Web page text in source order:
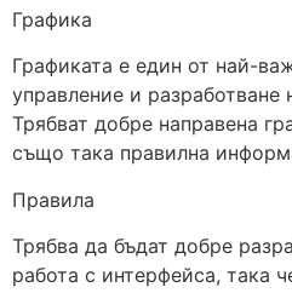
Графика
Графиката е един от най-
управление и разработване
Трябват добре направена
също така правилна
Правила
Трябва да бъдат добре
работа с интерфейса, така